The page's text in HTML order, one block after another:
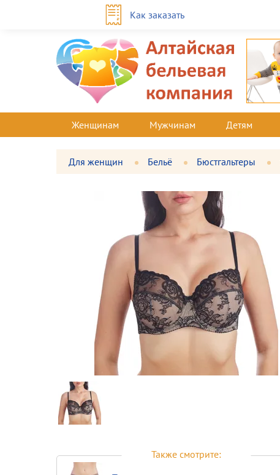
Как заказать
Женщинам Мужчинам Детям
Для женщин Бельё Бюстгальтеры
Фотографии
товара
Также смотрите: